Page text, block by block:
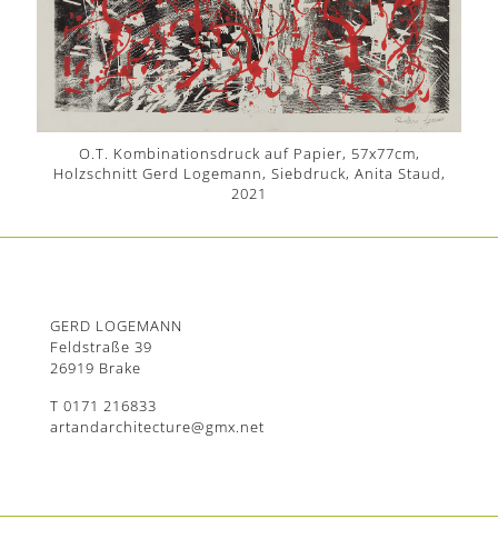
O.T. Kombinationsdruck auf Papier, 57x77cm,
Holzschnitt Gerd Logemann, Siebdruck, Anita Staud,
2021
GERD LOGEMANN
Feldstraße 39
26919 Brake
T 0171 216833
artandarchitecture@gmx.net